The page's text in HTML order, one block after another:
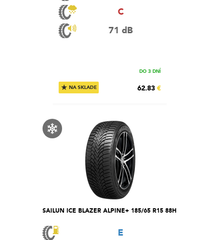
C
71 dB
★ NA SKLADE
DO 3 DNÍ
62.83 €
SAILUN ICE BLAZER ALPINE+ 185/65 R15 88H
E